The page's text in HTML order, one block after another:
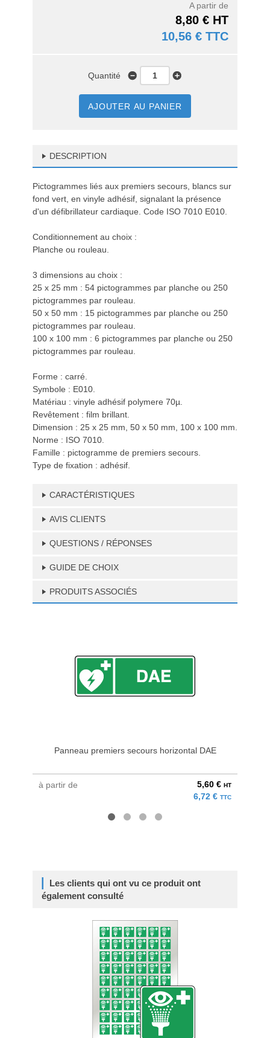
A partir de
8,80 € HT
10,56 € TTC
Quantité
AJOUTER AU PANIER
DESCRIPTION
Pictogrammes liés aux premiers secours, blancs sur
fond vert, en vinyle adhésif, signalant la présence
d'un défibrillateur cardiaque. Code ISO 7010 E010.
Conditionnement au choix :
Planche ou rouleau.
3 dimensions au choix :
25 x 25 mm : 54 pictogrammes par planche ou 250
pictogrammes par rouleau.
50 x 50 mm : 15 pictogrammes par planche ou 250
pictogrammes par rouleau.
100 x 100 mm : 6 pictogrammes par planche ou 250
pictogrammes par rouleau.
Forme : carré.
Symbole : E010.
Matériau : vinyle adhésif polymere 70µ.
Revêtement : film brillant.
Dimension : 25 x 25 mm, 50 x 50 mm, 100 x 100 mm.
Norme : ISO 7010.
Famille : pictogramme de premiers secours.
Type de fixation : adhésif.
CARACTÉRISTIQUES
AVIS CLIENTS
QUESTIONS / RÉPONSES
GUIDE DE CHOIX
PRODUITS ASSOCIÉS
Panneau premiers secours horizontal DAE
à partir de 5,60 € HT
6,72 € TTC
Les clients qui ont vu ce produit ont
également consulté